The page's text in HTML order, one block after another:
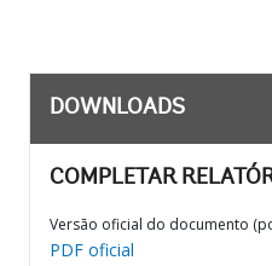
DOWNLOADS
COMPLETAR
Versão oficial do documento
PDF oficial